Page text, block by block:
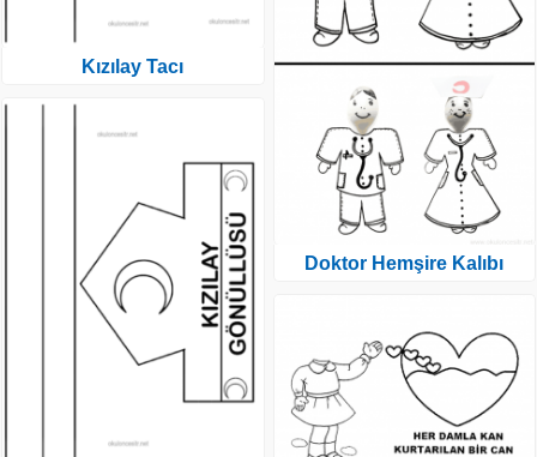
Kızılay Tacı
Doktor Hemşire Kalıbı